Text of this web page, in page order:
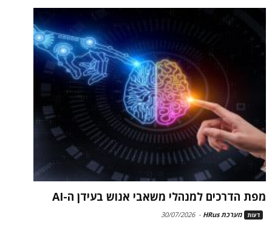
מפת הדרכים למנהלי משאבי אנוש בעידן ה-AI
דעות מערכת HRus -
30/07/2026